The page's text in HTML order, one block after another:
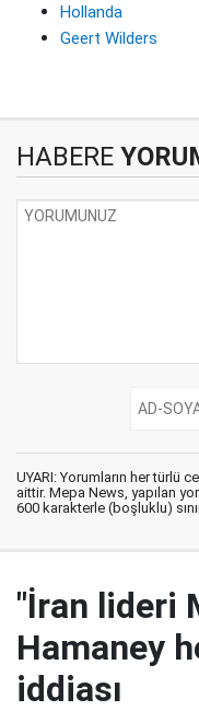
Hollanda
Geert Wilders
HABERE
UYARI: Yorumların her türlü
aittir. Mepa News, yapılan
600 karakterle (boşluklu)
"İran lideri
Hamaney
iddiası